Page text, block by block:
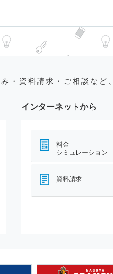
・資料請求・ご相談など
インターネットから
料金
シミュレーション
資料請求